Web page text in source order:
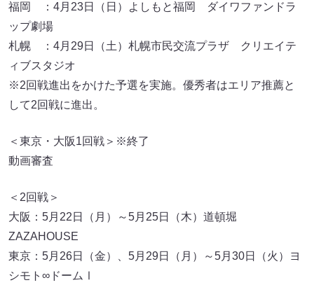
福岡 ：4月23日（日）よしもと福岡 ダイワファンドラ
ップ劇場
札幌 ：4月29日（土）札幌市民交流プラザ クリエイテ
ィブスタジオ
※2回戦進出をかけた予選を実施。優秀者はエリア推薦と
して2回戦に進出。
＜東京・大阪1回戦＞※終了
動画審査
＜2回戦＞
大阪：5月22日（月）～5月25日（木）道頓堀
ZAZAHOUSE
東京：5月26日（金）、5月29日（月）～5月30日（火）ヨ
シモト∞ドームⅠ